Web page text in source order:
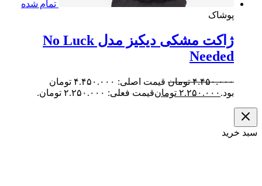
ژاکت مشکی دیکیز مدل No Luck
تومان
قیمت اصلی: ۴.۴۵۰.۰۰۰ تومان
۲.۲۵۰.۰۰۰ تومانقیمت فعلی: ۲.۲۵۰.۰۰۰ تومان.